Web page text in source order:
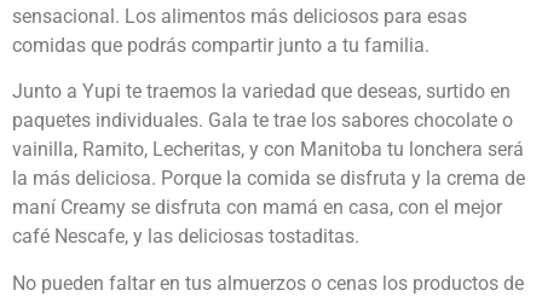
sensacional. Los alimentos más deliciosos para esas
comidas que podrás compartir junto a tu familia.
Junto a Yupi te traemos la variedad que deseas, surtido en
paquetes individuales. Gala te trae los sabores chocolate o
vainilla, Ramito, Lecheritas, y con Manitoba tu lonchera será
la más deliciosa. Porque la comida se disfruta y la crema de
maní Creamy se disfruta con mamá en casa, con el mejor
café Nescafe, y las deliciosas tostaditas.
No pueden faltar en tus almuerzos o cenas los productos de